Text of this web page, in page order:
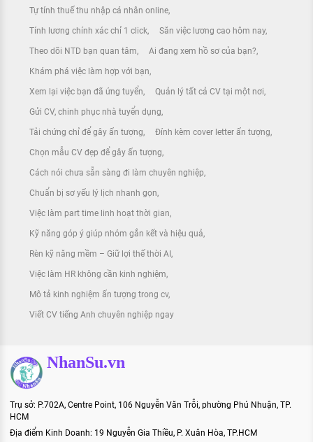
Tự tính thuế thu nhập cá nhân online
Tính lương chính xác chỉ 1 click Săn việc lương cao hôm nay
Theo dõi NTD bạn quan tâm Ai đang xem hồ sơ của bạn?
Khám phá việc làm hợp với bạn
Xem lại việc bạn đã ứng tuyển Quản lý tất cả CV tại một nơi
Gửi CV, chinh phục nhà tuyển dụng
Tải chứng chỉ để gây ấn tượng Đính kèm cover letter ấn tượng
Chọn mẫu CV đẹp để gây ấn tượng
Cách nói chưa sẵn sàng đi làm chuyên nghiệp
Chuẩn bị sơ yếu lý lịch nhanh gọn
Việc làm part time linh hoạt thời gian
Kỹ năng góp ý giúp nhóm gắn kết và hiệu quả
Rèn kỹ năng mềm – Giữ lợi thế thời AI
Việc làm HR không cần kinh nghiệm
Mô tả kinh nghiệm ấn tượng trong cv
Viết CV tiếng Anh chuyên nghiệp ngay
NhanSu.vn
Trụ sở: P.702A, Centre Point, 106 Nguyễn Văn Trỗi, phường Phú Nhuận, TP.
HCM
Địa điểm Kinh Doanh: 19 Nguyễn Gia Thiều, P. Xuân Hòa, TP.HCM